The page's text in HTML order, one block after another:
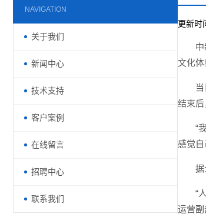
NAVIGATION
关于我们
新闻中心
技术支持
客户案例
在线留言
招聘中心
联系我们
更新
文化体
结束后
“
感觉自
据
“
运营副